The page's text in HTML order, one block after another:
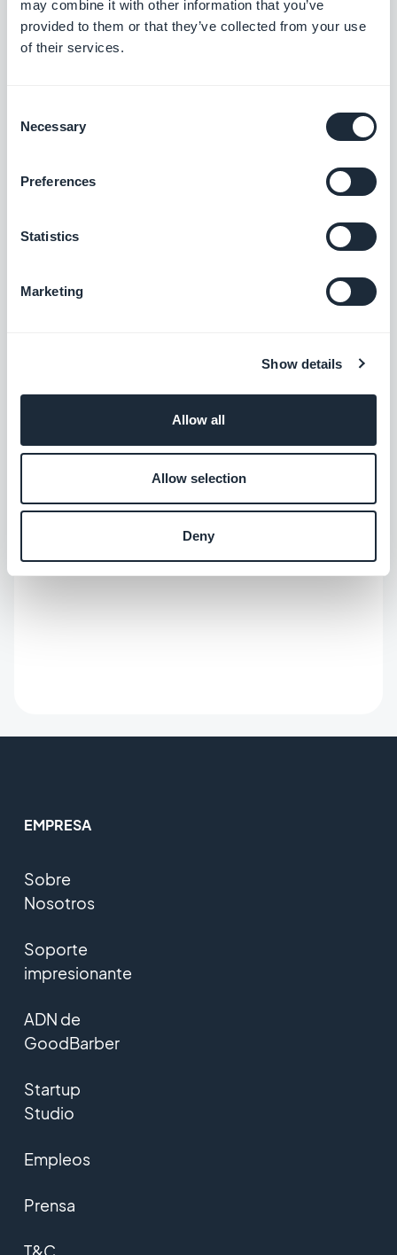
may combine it with other information that you’ve
provided to them or that they’ve collected from your use
of their services.
Selection
Necessary
Preferences
Statistics
Marketing
Show details
Allow all
Allow selection
Deny
Enterprise Program) y Google (25€ de por vida).
La creación y publicación de tu Progressive Web
EMPRESA
Sobre
Nosotros
Soporte
impresionante
ADN de
GoodBarber
Startup
Studio
Empleos
Prensa